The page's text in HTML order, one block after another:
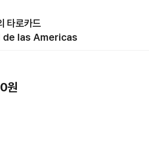
타로카드
las Americas
원